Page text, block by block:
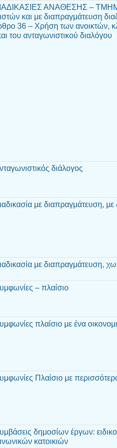
ΑΝΑΘΕΣΗΣ –
και με διαπραγμάτευση
36 – Χρήση των ανοικτών,
του ανταγωνιστικού διαλόγου
διάλογος
με διαπραγμάτευση,
με διαπραγμάτευση,
– πλαίσιο
πλαίσιο με ένα
Πλαίσιο με
δημοσίων έργων:
κατοικιών